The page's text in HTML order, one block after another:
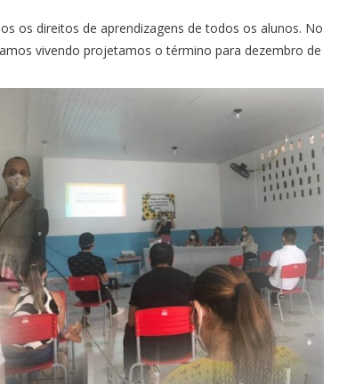
os direitos de aprendizagens de todos os alunos. No
vivendo projetamos o término para dezembro de